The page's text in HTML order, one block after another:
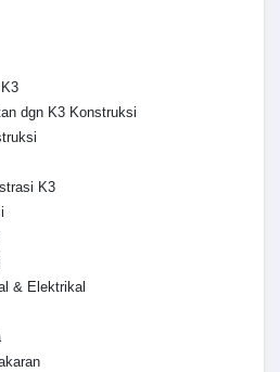
dgn K3 Konstruksi
K3
& Elektrikal